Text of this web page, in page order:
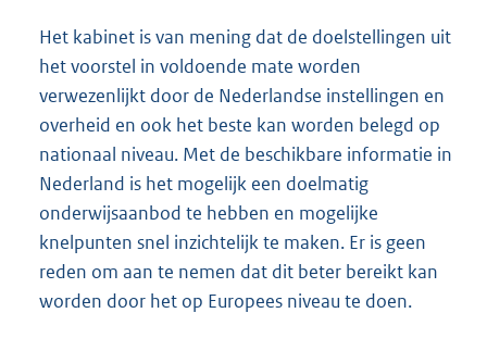
Het kabinet is van mening dat de doelstellingen uit
het voorstel in voldoende mate worden
verwezenlijkt door de Nederlandse instellingen en
overheid en ook het beste kan worden belegd op
nationaal niveau. Met de beschikbare informatie in
Nederland is het mogelijk een doelmatig
onderwijsaanbod te hebben en mogelijke
knelpunten snel inzichtelijk te maken. Er is geen
reden om aan te nemen dat dit beter bereikt kan
worden door het op Europees niveau te doen.